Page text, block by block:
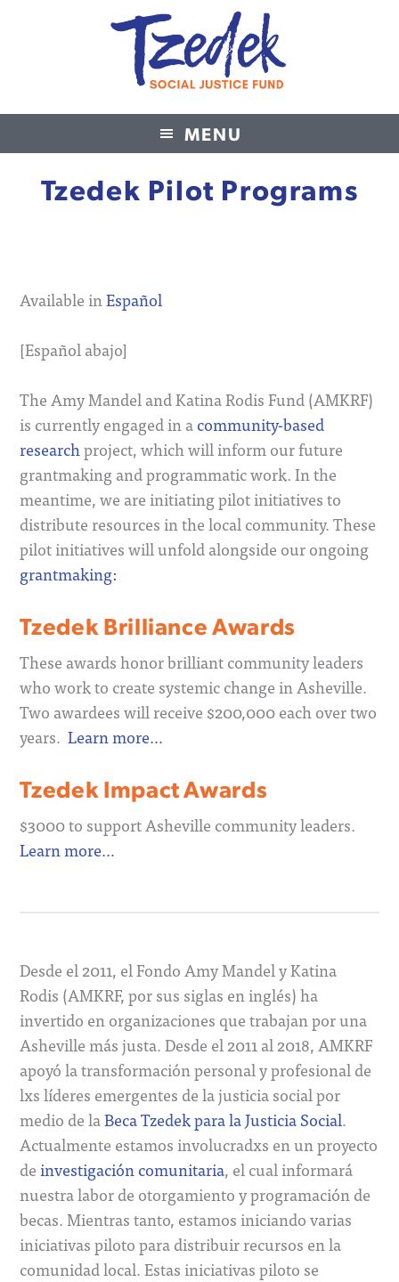
MENU
Tzedek Social Justice Fund
Tzedek Pilot Programs
Available inEspañol
[Español abajo]
The Amy Mandel and Katina Rodis Fund (AMKRF)
is currently engaged in a community-based
researchproject, which will inform our future
grantmaking and programmatic work. In the
meantime, we are initiating pilot initiatives to
distribute resources in the local community. These
pilot initiatives will unfold alongside our ongoing
grantmaking:
Tzedek Brilliance Awards
These awards honor brilliant community leaders
who work to create systemic change in Asheville.
Two awardees will receive $200,000 each over two
years.Learn more…
Tzedek Impact Awards
$3000 to support Asheville community leaders.
Learn more…
Desde el 2011, el Fondo Amy Mandel y Katina
Rodis (AMKRF, por sus siglas en inglés) ha
invertido en organizaciones que trabajan por una
Asheville más justa. Desde el 2011 al 2018, AMKRF
apoyó la transformación personal y profesional de
lxs líderes emergentes de la justicia social por
medio de laBeca Tzedek para la Justicia Social.
Actualmente estamos involucradxs en un proyecto
deinvestigación comunitaria, el cual informará
nuestra labor de otorgamiento y programación de
becas. Mientras tanto, estamos iniciando varias
iniciativas piloto para distribuir recursos en la
comunidad local. Estas iniciativas piloto se